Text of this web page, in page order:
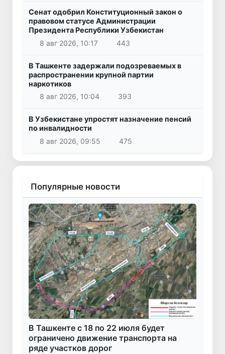
Сенат одобрил Конституционный закон о
правовом статусе Администрации
Президента Республики Узбекистан
8 авг 2026, 10:17
443
В Ташкенте задержали подозреваемых в
распространении крупной партии
наркотиков
8 авг 2026, 10:04
393
В Узбекистане упростят назначение пенсий
по инвалидности
8 авг 2026, 09:55
475
Популярные новости
В Ташкенте с 18 по 22 июля будет
ограничено движение транспорта на
ряде участков дорог